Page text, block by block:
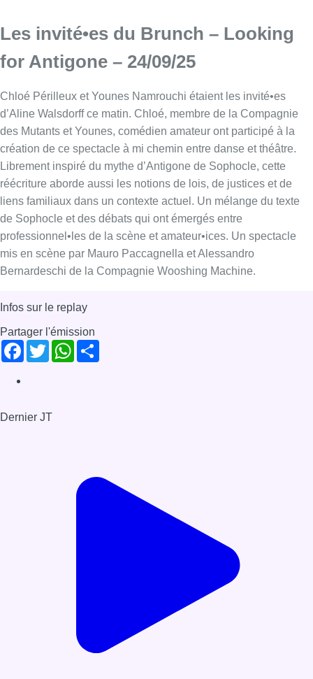
Les invité•es du Brunch – Looking
for Antigone – 24/09/25
Chloé Périlleux et Younes Namrouchi étaient les invité•es
des Mutants et Younes, comédien amateur ont participé à la
création de ce spectacle à mi chemin entre danse et théâtre.
Librement inspiré du mythe d’Antigone de Sophocle, cette
réécriture aborde aussi les notions de lois, de justices et de
liens familiaux dans un contexte actuel. Un mélange du texte
professionnel•les de la scène et amateur•ices. Un spectacle
Infos sur le replay